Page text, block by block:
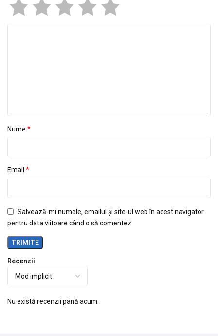
Recenzii
Nu există recenzii până acum.
Nume *
Email *
Salvează-mi numele, emailul și site-ul web în acest navigator
pentru data viitoare când o să comentez.